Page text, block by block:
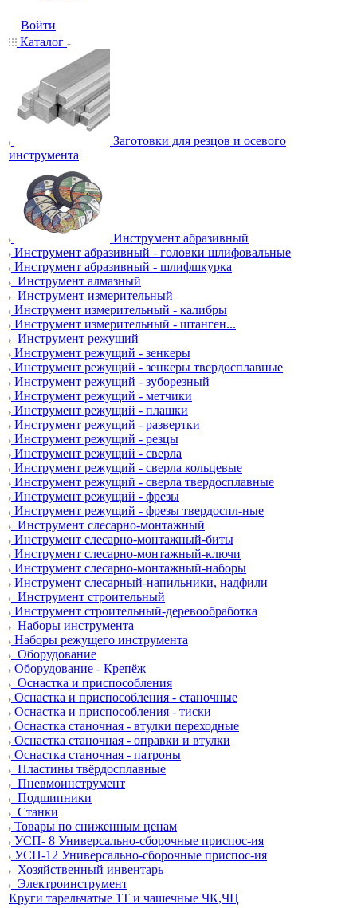
Войти
Каталог
Заготовки для резцов и осевого
инструмента
Инструмент абразивный
Инструмент абразивный - головки шлифовальные
Инструмент абразивный - шлифшкурка
Инструмент алмазный
Инструмент измерительный
Инструмент измерительный - калибры
Инструмент измерительный - штанген...
Инструмент режущий
Инструмент режущий - зенкеры
Инструмент режущий - зенкеры твердосплавные
Инструмент режущий - зуборезный
Инструмент режущий - метчики
Инструмент режущий - плашки
Инструмент режущий - развертки
Инструмент режущий - резцы
Инструмент режущий - сверла
Инструмент режущий - сверла кольцевые
Инструмент режущий - сверла твердосплавные
Инструмент режущий - фрезы
Инструмент режущий - фрезы твердоспл-ные
Инструмент слесарно-монтажный
Инструмент слесарно-монтажный-биты
Инструмент слесарно-монтажный-ключи
Инструмент слесарно-монтажный-наборы
Инструмент слесарный-напильники, надфили
Инструмент строительный
Инструмент строительный-деревообработка
Наборы инструмента
Наборы режущего инструмента
Оборудование
Оборудование - Крепёж
Оснастка и приспособления
Оснастка и приспособления - станочные
Оснастка и приспособления - тиски
Оснастка станочная - втулки переходные
Оснастка станочная - оправки и втулки
Оснастка станочная - патроны
Пластины твёрдосплавные
Пневмоинструмент
Подшипники
Станки
Товары по сниженным ценам
УСП- 8 Универсально-сборочные приспос-ия
УСП-12 Универсально-сборочные приспос-ия
Хозяйственный инвентарь
Электроинструмент
Круги тарельчатые 1Т и чашечные ЧК,ЧЦ